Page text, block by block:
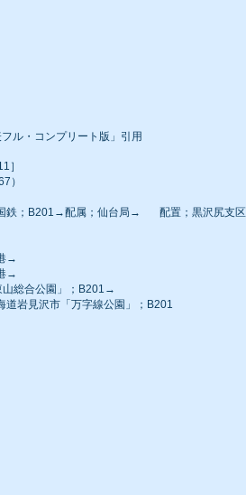
ル・コンプリート版」引用
］
）
鉄；B201→配属；仙台局→ 配置；黒沢尻支区
→
港→
山総合公園」；B201→
道岩見沢市「万字線公園」；B201